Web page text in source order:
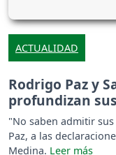
ACTUALIDAD
Rodrigo Paz y
profundizan
"No saben admitir
Paz, a las
Medina.